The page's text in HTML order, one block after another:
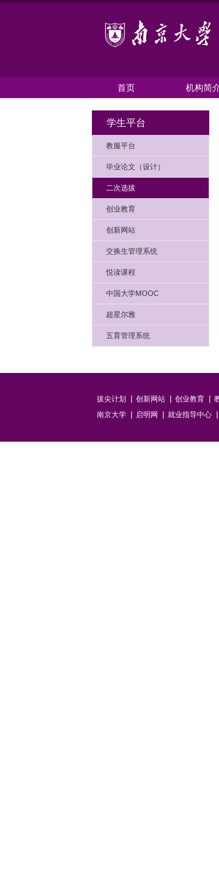
首页 机构简
学生平台
教服平台
毕业论文（设计）
二次选拔
创业教育
创新网站
交换生管理系统
悦读课程
中国大学MOOC
超星尔雅
五育管理系统
拔尖计划 创新网站 创业教育
南京大学
启明网 就业指导中心